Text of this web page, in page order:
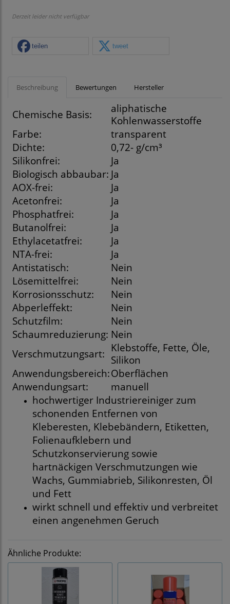
Derzeit leider nicht verfügbar
teilen tweet
Beschreibung Bewertungen Hersteller
Chemische Basis:
aliphatische
Kohlenwasserstoffe
Farbe:
transparent
Dichte:
0,72- g/cm³
Silikonfrei:
Ja
Biologisch abbaubar: Ja
AOX-frei:
Ja
Acetonfrei:
Ja
Phosphatfrei:
Ja
Butanolfrei:
Ja
Ethylacetatfrei:
Ja
NTA-frei:
Ja
Antistatisch:
Nein
Lösemittelfrei:
Nein
Korrosionsschutz:
Nein
Abperleffekt:
Nein
Schutzfilm:
Nein
Schaumreduzierung: Nein
Verschmutzungsart: Klebstoffe, Fette, Öle,
Silikon
Anwendungsbereich:Oberflächen
Anwendungsart:
manuell
hochwertiger Industriereiniger zum
schonenden Entfernen von
Kleberesten, Klebebändern, Etiketten,
Folienaufklebern und
Schutzkonservierung sowie
hartnäckigen Verschmutzungen wie
Wachs, Gummiabrieb, Silikonresten, Öl
und Fett
wirkt schnell und effektiv und verbreitet
einen angenehmen Geruch
Ähnliche Produkte: